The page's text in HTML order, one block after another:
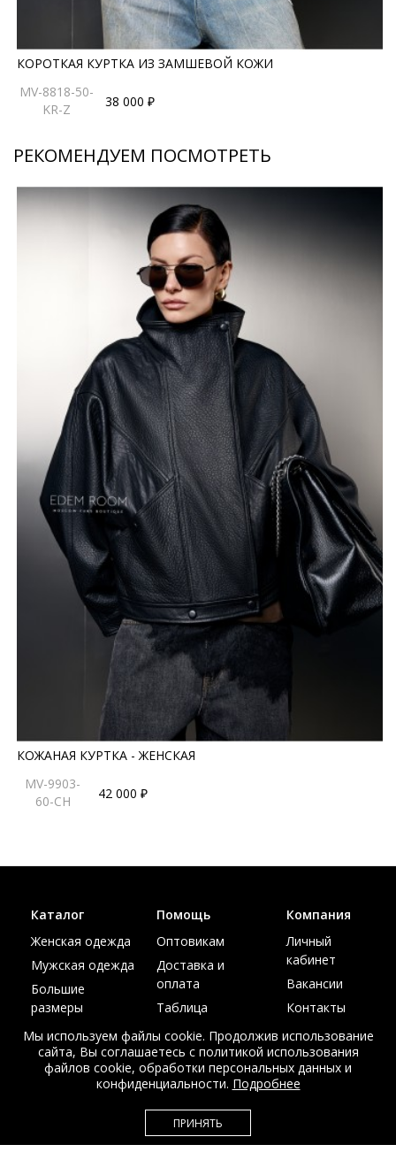
*описание несет информационный характер, состав и
правила ухода могут быть изменены производителем
КОРОТКАЯ КУРТКА ИЗ ЗАМШЕВОЙ КОЖИ
MV-8818-50-
KR-Z
38 000 ₽
РЕКОМЕНДУЕМ ПОСМОТРЕТЬ
КОЖАНАЯ КУРТКА - ЖЕНСКАЯ
MV-9903-
60-CH
42 000 ₽
© Интернет магазин верхней одежды из меха и кожи
EDEM-ROOM 2011-2026
Каталог
Женская одежда
Мужская одежда
Большие
размеры
Акции
Помощь
Оптовикам
Доставка и
оплата
Таблица
Компания
Личный
кабинет
Вакансии
Контакты
Мы используем файлы cookie. Продолжив использование
сайта, Вы соглашаетесь с политикой использования
файлов cookie, обработки персональных данных и
конфиденциальности. Подробнее
ПРИНЯТЬ